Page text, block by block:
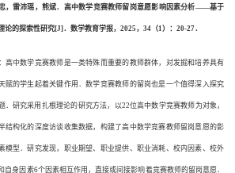
，雷沛瑶，熊斌．高中数学竞赛教师留岗意愿影响因素分析——基于
论的探索性研究[J]．数学教育学报，2025，34（1）：20-27．
高中数学竞赛教师是一类特殊而重要的教师群体，对发掘和培养具有
赋的学生起着关键作用．数学竞赛教师的留岗也是一个值得深入探究
．研究采用扎根理论的研究方法，以22位高中数学竞赛教师为对象，
结构化的深度访谈收集数据，构建了高中数学竞赛教师留岗意愿的影
模型．研究发现，职业期望、职业提供、职业消耗、校内因素、校外
自身因素6个因素相互作用，直接或间接影响着竞赛教师的留岗意愿．